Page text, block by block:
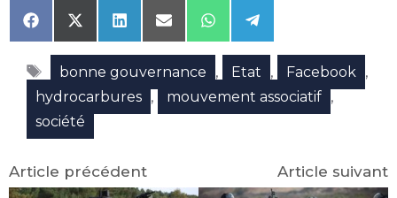
Share
on
Facebook
Share
on
X
(Twitter)
Share
on
LinkedIn
Share
on
Email
Share
on
WhatsApp
Share
on
Telegram
Étiquettes
bonne gouvernance , Etat , Facebook ,
hydrocarbures , mouvement associatif ,
société
Article précédent Article suivant